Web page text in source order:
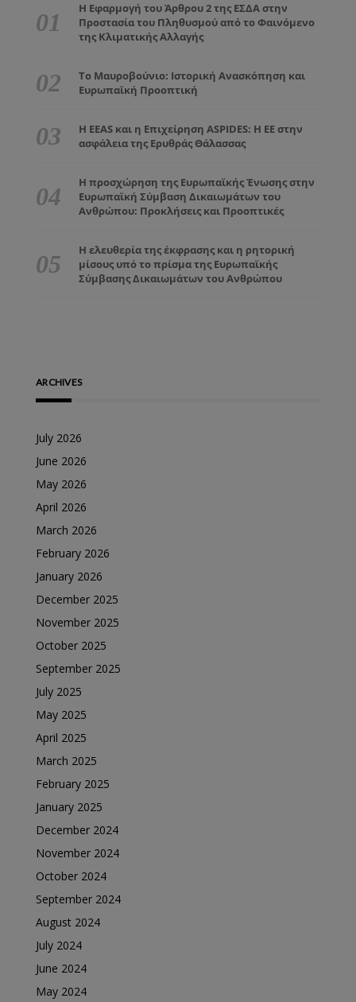
Η Εφαρμογή του Άρθρου 2 της ΕΣΔΑ στην
Προστασία του Πληθυσμού από το Φαινόμενο
της Κλιματικής Αλλαγής
Το Μαυροβούνιο: Ιστορική Ανασκόπηση και
Ευρωπαϊκή Προοπτική
Η EEAS και η Επιχείρηση ASPIDES: Η ΕΕ στην
ασφάλεια της Ερυθράς Θάλασσας
Η προσχώρηση της Ευρωπαϊκής Ένωσης στην
Ευρωπαϊκή Σύμβαση Δικαιωμάτων του
Ανθρώπου: Προκλήσεις και Προοπτικές
Η ελευθερία της έκφρασης και η ρητορική
μίσους υπό το πρίσμα της Ευρωπαϊκής
Σύμβασης Δικαιωμάτων του Ανθρώπου
ARCHIVES
July 2026
June 2026
May 2026
April 2026
March 2026
February 2026
January 2026
December 2025
November 2025
October 2025
September 2025
July 2025
May 2025
April 2025
March 2025
February 2025
January 2025
December 2024
November 2024
October 2024
September 2024
August 2024
July 2024
June 2024
May 2024